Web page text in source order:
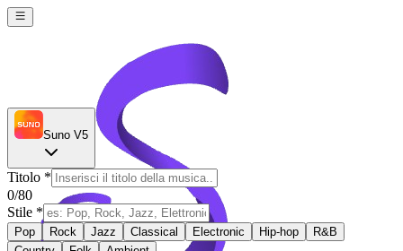
Suno V5
Titolo *
0/80
Stile *
Pop Rock Jazz Classical Electronic Hip-hop
R&B